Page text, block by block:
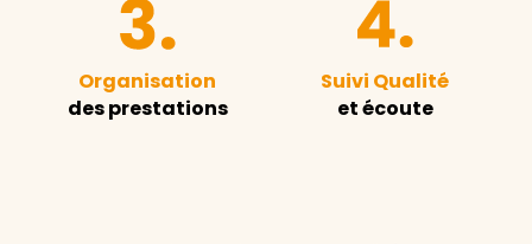
Organisation
des prestations
Suivi Qualité
et écoute